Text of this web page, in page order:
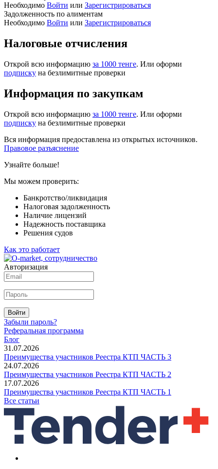
Необходимо Войти или Зарегистрироваться
Задолженность по алиментам
Необходимо Войти или Зарегистрироваться
Налоговые отчисления
Открой всю информацию за 1000 тенге. Или оформи
подписку на безлимитные проверки
Информация по закупкам
Открой всю информацию за 1000 тенге. Или оформи
подписку на безлимитные проверки
Вся информация предоставлена из открытых источников.
Правовое разъяснение
Узнайте больше!
Мы можем проверить:
Банкротство/ликвидация
Налоговая задолженность
Наличие лицензий
Надежность поставщика
Решения судов
Как это работает
Авторизация
Войти
Забыли пароль?
Реферальная программа
Блог
31.07.2026
Преимущества участников Реестра КТП ЧАСТЬ 3
24.07.2026
Преимущества участников Реестра КТП ЧАСТЬ 2
17.07.2026
Преимущества участников Реестра КТП ЧАСТЬ 1
Все статьи